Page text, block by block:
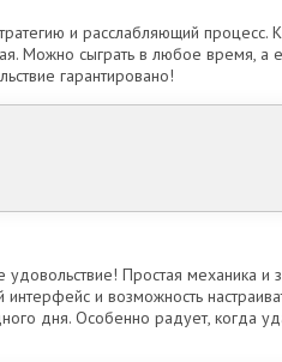
и расслабляющий процесс.
Можно сыграть в любое время, а
гарантировано!
удовольствие! Простая механика и
интерфейс и возможность
дня. Особенно радует, когда